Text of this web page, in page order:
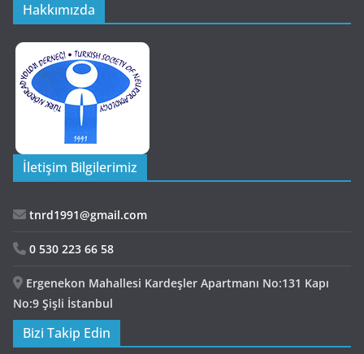
Hakkımızda
İletişim Bilgilerimiz
tnrd1991@gmail.com
0 530 223 66 58
Ergenekon Mahallesi Kardeşler Apartmanı No:131 Kapı
No:9 Şişli İstanbul
Bizi Takip Edin